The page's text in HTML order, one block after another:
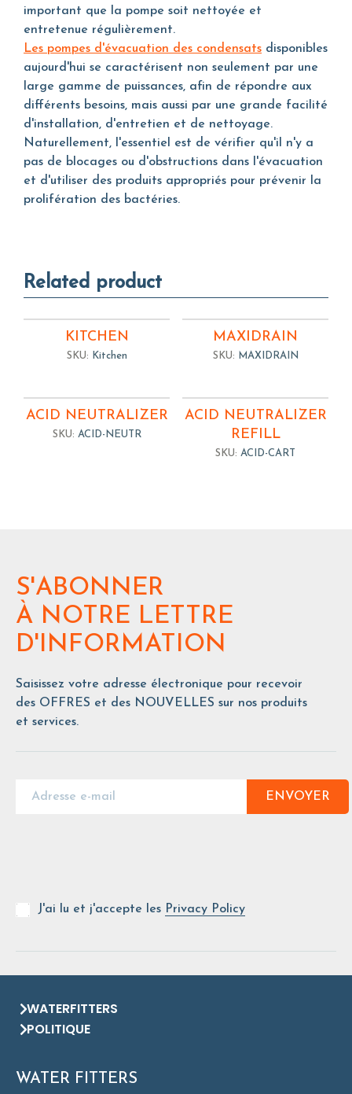
important que la pompe soit nettoyée et
entretenue régulièrement.
Les pompes d'évacuation des condensats disponibles
aujourd'hui se caractérisent non seulement par une
large gamme de puissances, afin de répondre aux
différents besoins, mais aussi par une grande facilité
d'installation, d'entretien et de nettoyage.
Naturellement, l'essentiel est de vérifier qu'il n'y a
pas de blocages ou d'obstructions dans l'évacuation
et d'utiliser des produits appropriés pour prévenir la
prolifération des bactéries.
Related product
KITCHEN
SKU: Kitchen
MAXIDRAIN
SKU: MAXIDRAIN
ACID NEUTRALIZER
SKU: ACID-NEUTR
ACID NEUTRALIZER
REFILL
SKU: ACID-CART
S'ABONNER
À NOTRE LETTRE
D'INFORMATION
Saisissez votre adresse électronique pour recevoir
des OFFRES et des NOUVELLES sur nos produits
et services.
ENVOYER
J'ai lu et j'accepte les Privacy Policy
WATERFITTERS
POLITIQUE
WATER FITTERS